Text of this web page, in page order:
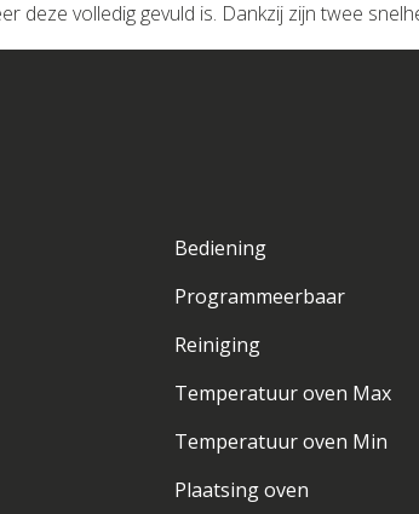
deze volledig gevuld is. Dankzij zijn twee
Bediening
Programmeerbaar
Reiniging
Temperatuur oven Max
Temperatuur oven Min
Plaatsing oven